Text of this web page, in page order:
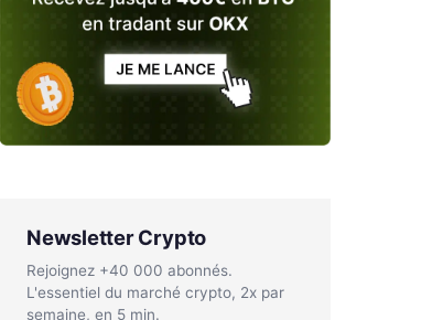
Newsletter Crypto
Rejoignez +40 000 abonnés.
L'essentiel du marché crypto, 2x par
semaine, en 5 min.